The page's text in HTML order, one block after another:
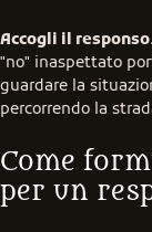
Accogli il responso
"no" inaspettato
guardare la
percorrendo la
Come
per un